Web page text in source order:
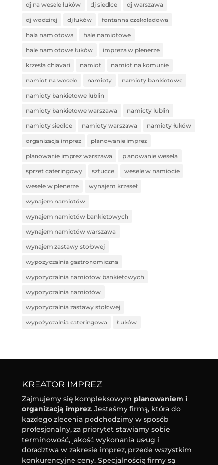
dj na wesele łuków dj siedlce dj warszawa
dj wodzirej dj łuków fontanna czekoladowa
hala namiotowa hale namiotowe
hale namiotowe łuków impreza w plenerze
krzesła chiavari namiot namiot na komunie
namiot na wesele namioty namioty bankietowe
namioty bankietowe lublin
namioty bankietowe warszawa namioty lublin
namioty siedlce namioty warszawa namioty łuków
organizacja imprez planowanie imprez
planowanie imprez warszawa planowanie wesela
sprzet cateringowy sztucce wesele w namiocie
wesele w plenerze wynajem krzeseł
wynajem namiotów
wynajem namiotów bankietowych
wynajem namiotów warszawa
wynajem zastawy stołowej
wypozyczalnia gastronomiczna
wypozyczalnia namiotow bankietowych
wypozyczalnia namiotów
wypozyczalnia zastawy stołowej
wypożyczalnia cateringowa Łuków
KREATOR IMPREZ
Zajmujemy się kompleksowym planowaniem i
organizacją imprez. Jesteśmy firmą, która do
każdego zlecenia podchodzimy w sposób
profesjonalny, za priorytet stawiamy sobie
terminowość, jakość wykonania usług i
doradztwa w zakresie imprez, przede wszystkim
konkurencyjne ceny. Specjalnością firmy są